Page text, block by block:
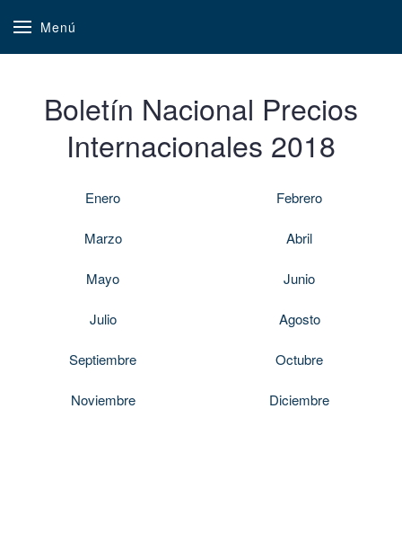
Menú
Boletín Nacional Precios
Internacionales 2018
Enero Febrero
Marzo Abril
Mayo Junio
Julio Agosto
Septiembre Octubre
Noviembre Diciembre